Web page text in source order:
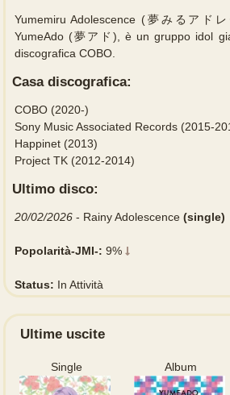
Yumemiru Adolescence (夢みるアド
YumeAdo (夢アド), è un gruppo idol
discografica COBO.
Casa discografica:
COBO (2020-)
Sony Music Associated Records (2015-
Happinet (2013)
Project TK (2012-2014)
Ultimo disco:
20/02/2026- Rainy Adolescence (single)
Popolarità-JMI-: 9%
Status: In Attività
Ultime uscite
Single Album